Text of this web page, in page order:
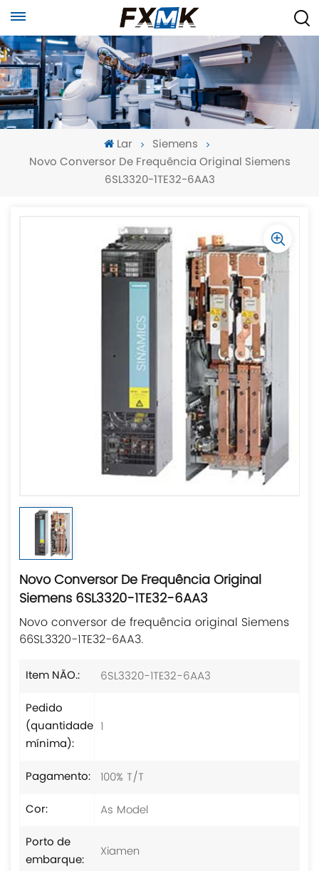
Lar
Siemens
Novo Conversor De Frequência Original Siemens
6SL3320-1TE32-6AA3
Novo Conversor De Frequência Original
Siemens 6SL3320-1TE32-6AA3
Novo conversor de frequência original Siemens
66SL3320-1TE32-6AA3.
Item NÃO.:
6SL3320-1TE32-6AA3
Pedido
(quantidade
mínima):
1
Pagamento: 100% T/T
Cor:
As Model
Porto de
embarque:
Xiamen